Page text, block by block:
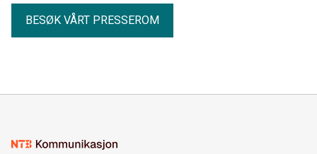
BESØK VÅRT PRESSEROM